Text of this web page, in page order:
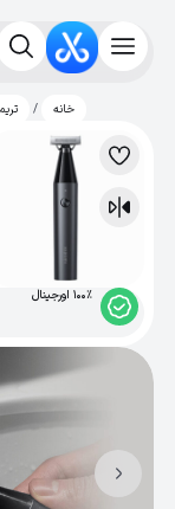
خانه /
لیست
علاقه‌مندی
مقایسه
100% اورجینال